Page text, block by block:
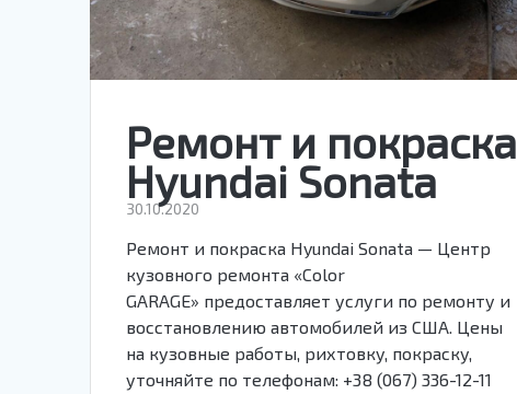
Ремонт и покраска
Hyundai Sonata
30.10.2020
Ремонт и покраска Hyundai Sonata — Центр
кузовного ремонта «Color
GARAGE» предоставляет услуги по ремонту и
восстановлению автомобилей из США. Цены
на кузовные работы, рихтовку, покраску,
уточняйте по телефонам: +38 (067) 336-12-11